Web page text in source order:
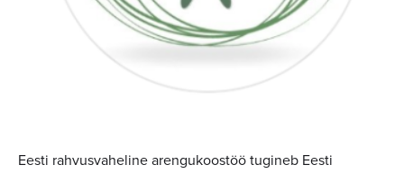
Eesti rahvusvaheline arengukoostöö tugineb Eesti